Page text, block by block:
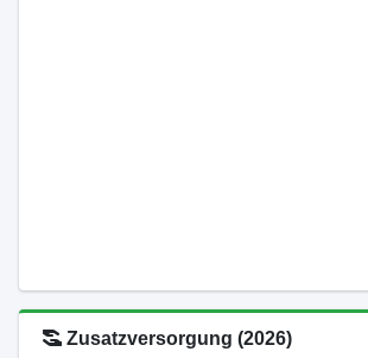
Zusatzversorgung (2026)